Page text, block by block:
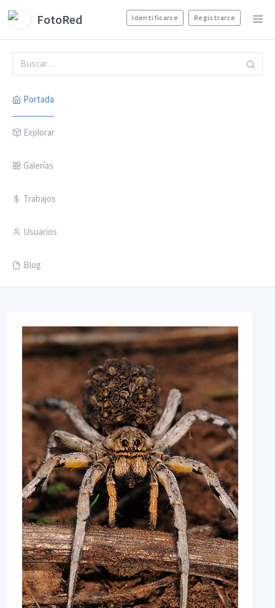
FotoRed Identificarse Registrarse
Portada
Explorar
Galerías
Trabajos
Usuarios
Blog